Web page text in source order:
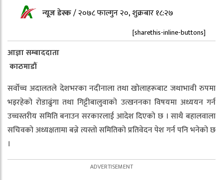
न्यूज डेस्क/२०७८ फाल्गुन २०, शुक्रबार १८:२७
[sharethis-inline-buttons]
आज्ञा सम्बाददाता
काठमाडौं
सर्वोच्च अदालतले देशभरका नदीनाला तथा खोलाहरूबाट जथाभावी रुपमा
भइरहेको रोडाढुंगा तथा गिट्टीबालुवाको उत्खननका विषयमा अध्ययन गर्न
उच्चस्तरीय समिति बनाउन सरकारलाई आदेश दिएको छ । साथै बहालवाला
सचिवको अध्यक्षतामा बन्ने त्यस्तो समितिको प्रतिवेदन पेश गर्न पनि भनेको छ
।